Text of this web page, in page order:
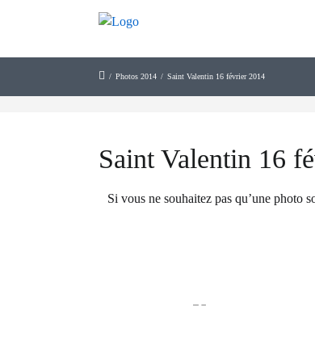
/ Photos 2014 / Saint Valentin 16 février 2014
Saint Valentin 16
Si vous ne souhaitez pas qu’une photo